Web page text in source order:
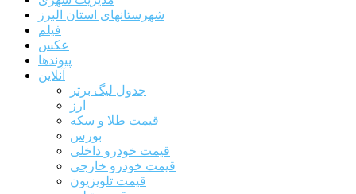
شهرستانهای استان البرز
فیلم
عکس
پیوندها
آنلاین
جدول لیگ برتر
ارز
قیمت طلا و سکه
بورس
قیمت خودرو داخلی
قیمت خودرو خارجی
قیمت تلویزیون